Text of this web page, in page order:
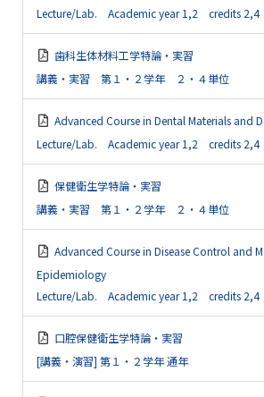
Lecture/Lab. Academic year 1,2 credits 2,4
歯科生体材料工学特論・実習
講義・実習 第１・２学年 ２・４単位
Advanced Course in Dental Materials and
Lecture/Lab. Academic year 1,2 credits 2,4
保健衛生学特論・実習
講義・実習 第１・２学年 ２・４単位
Advanced Course in Disease Control and
Epidemiology
Lecture/Lab. Academic year 1,2 credits 2,4
口腔保健衛生学特論・実習
[講義・演習] 第１・２学年 通年